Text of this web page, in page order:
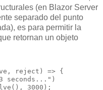
(en Blazor Server
separado del punto
es para permitir la
retornan un objeto
reject) => {
seconds...")
3000);